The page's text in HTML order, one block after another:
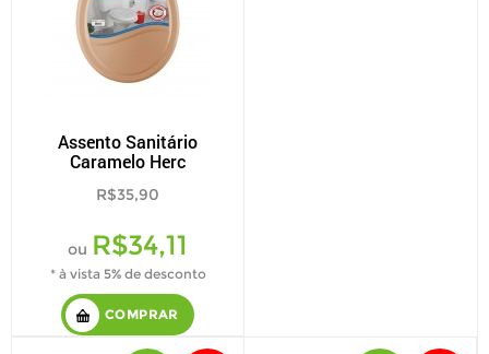
Assento Sanitário
Caramelo Herc
R$35,90
ou R$34,11
* à vista 5% de desconto
COMPRAR